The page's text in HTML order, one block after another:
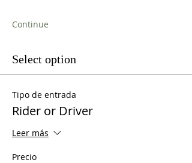
Continue
Select option
Tipo de entrada
Rider or Driver
Leer más
Precio